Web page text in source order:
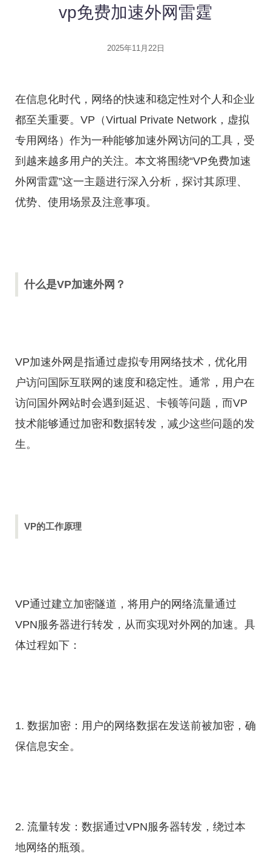
vp免费加速外网雷霆
2025年11月22日
在信息化时代，网络的快速和稳定性对个人和企业
都至关重要。VP（Virtual Private Network，虚拟
专用网络）作为一种能够加速外网访问的工具，受
到越来越多用户的关注。本文将围绕“VP免费加速
外网雷霆”这一主题进行深入分析，探讨其原理、
优势、使用场景及注意事项。
什么是VP加速外网？
VP加速外网是指通过虚拟专用网络技术，优化用
户访问国际互联网的速度和稳定性。通常，用户在
访问国外网站时会遇到延迟、卡顿等问题，而VP
技术能够通过加密和数据转发，减少这些问题的发
生。
VP的工作原理
VP通过建立加密隧道，将用户的网络流量通过
VPN服务器进行转发，从而实现对外网的加速。具
体过程如下：
1. 数据加密：用户的网络数据在发送前被加密，确
保信息安全。
2. 流量转发：数据通过VPN服务器转发，绕过本
地网络的瓶颈。